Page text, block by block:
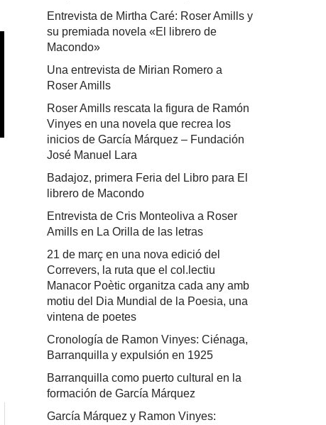
Entrevista de Mirtha Caré: Roser Amills y
su premiada novela «El librero de
Macondo»
Una entrevista de Mirian Romero a
Roser Amills
Roser Amills rescata la figura de Ramón
Vinyes en una novela que recrea los
inicios de García Márquez – Fundación
José Manuel Lara
Badajoz, primera Feria del Libro para El
librero de Macondo
Entrevista de Cris Monteoliva a Roser
Amills en La Orilla de las letras
21 de març en una nova edició del
Correvers, la ruta que el col.lectiu
Manacor Poètic organitza cada any amb
motiu del Dia Mundial de la Poesia, una
vintena de poetes
Cronología de Ramon Vinyes: Ciénaga,
Barranquilla y expulsión en 1925
Barranquilla como puerto cultural en la
formación de García Márquez
García Márquez y Ramon Vinyes: